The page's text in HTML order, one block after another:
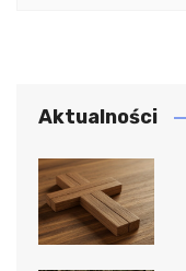
Aktualności